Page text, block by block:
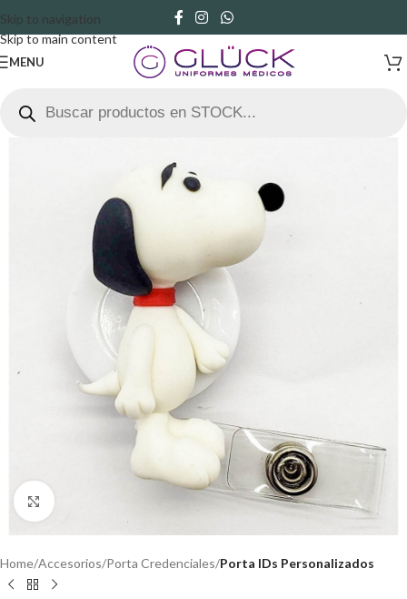
Skip to navigation
Skip to main content
MENU
Click to enlarge
Home Accesorios Porta Credenciales Porta IDs Personalizados